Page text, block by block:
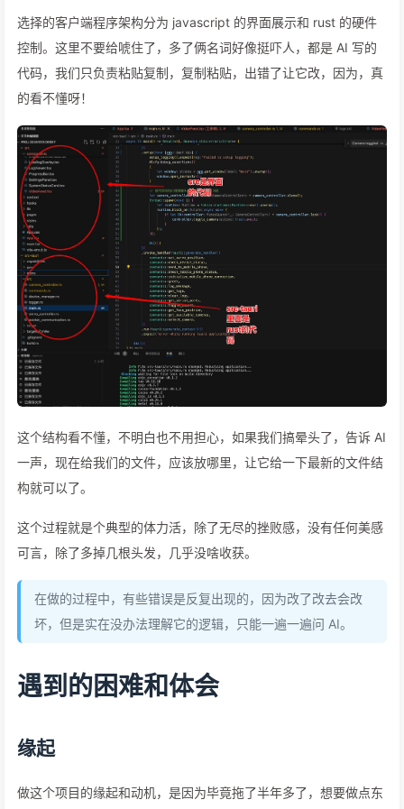
选择的客户端程序架构分为 javascript 的界面展示和 rust 的硬件
控制。这里不要给唬住了，多了俩名词好像挺吓人，都是 AI 写的
代码，我们只负责粘贴复制，复制粘贴，出错了让它改，因为，真
的看不懂呀！
这个结构看不懂，不明白也不用担心，如果我们搞晕头了，告诉 AI
一声，现在给我们的文件，应该放哪里，让它给一下最新的文件结
构就可以了。
这个过程就是个典型的体力活，除了无尽的挫败感，没有任何美感
可言，除了多掉几根头发，几乎没啥收获。
在做的过程中，有些错误是反复出现的，因为改了改去会改
坏，但是实在没办法理解它的逻辑，只能一遍一遍问 AI。
遇到的困难和体会
缘起
做这个项目的缘起和动机，是因为毕竟拖了半年多了，想要做点东